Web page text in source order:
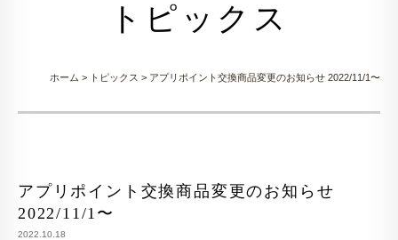
トピックス
ホーム > トピックス > アプリポイント交換商品変更のお知らせ 2022/11/1〜
アプリポイント交換商品変更のお知らせ
2022/11/1〜
2022.10.18